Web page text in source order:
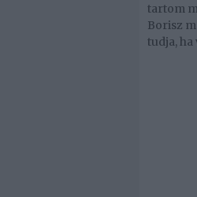
tartom
Borisz
tudja, ha